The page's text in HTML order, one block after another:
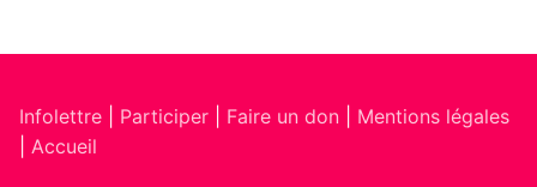
Infolettre Participer Faire un don
Mentions légales
Accueil